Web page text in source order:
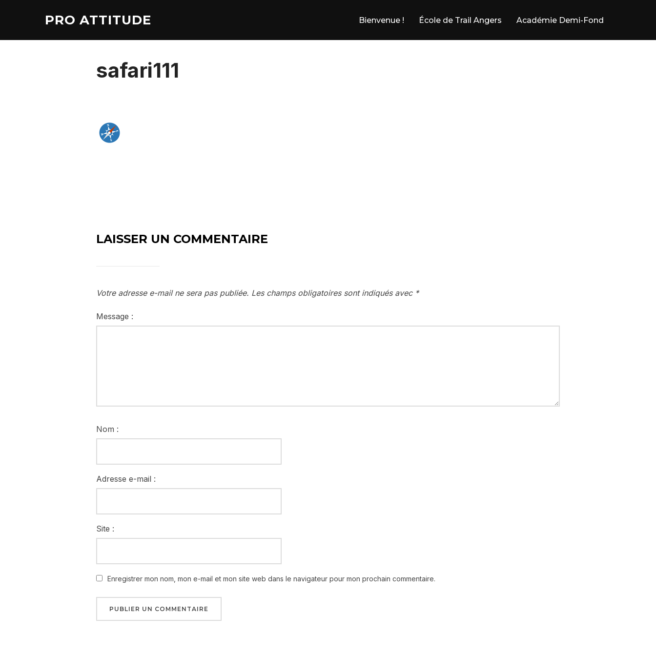
PRO ATTITUDE Bienvenue ! École de Trail Angers Académie Demi-Fond
safari111
LAISSER UN COMMENTAIRE
Votre adresse e-mail ne sera pas publiée. Les champs obligatoires sont indiqués avec *
Message :
Nom :
Adresse e-mail :
Site :
Enregistrer mon nom, mon e-mail et mon site web dans le navigateur pour mon prochain commentaire.